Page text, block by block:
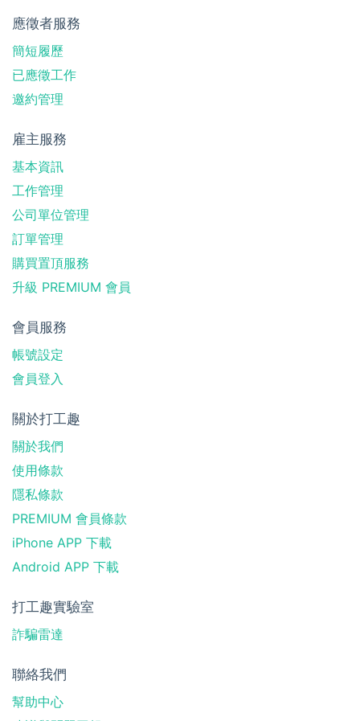
應徵者服務
簡短履歷
已應徵工作
邀約管理
雇主服務
基本資訊
工作管理
公司單位管理
訂單管理
購買置頂服務
升級 PREMIUM 會員
會員服務
帳號設定
會員登入
關於打工趣
關於我們
使用條款
隱私條款
PREMIUM 會員條款
iPhone APP 下載
Android APP 下載
打工趣實驗室
詐騙雷達
聯絡我們
幫助中心